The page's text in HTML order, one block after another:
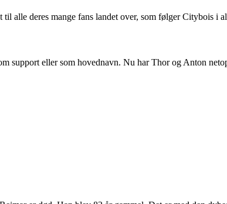
alle deres mange fans landet over, som følger Citybois i
support eller som hovednavn. Nu har Thor og Anton